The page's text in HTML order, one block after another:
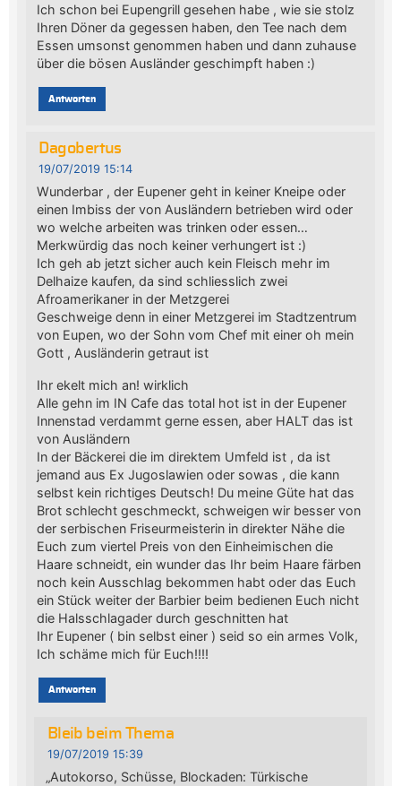
Ich schon bei Eupengrill gesehen habe , wie sie stolz
Ihren Döner da gegessen haben, den Tee nach dem
Essen umsonst genommen haben und dann zuhause
über die bösen Ausländer geschimpft haben :)
Antworten
Dagobertus
19/07/2019 15:14
Wunderbar , der Eupener geht in keiner Kneipe oder
einen Imbiss der von Ausländern betrieben wird oder
wo welche arbeiten was trinken oder essen…
Merkwürdig das noch keiner verhungert ist :)
Ich geh ab jetzt sicher auch kein Fleisch mehr im
Delhaize kaufen, da sind schliesslich zwei
Afroamerikaner in der Metzgerei
Geschweige denn in einer Metzgerei im Stadtzentrum
von Eupen, wo der Sohn vom Chef mit einer oh mein
Gott , Ausländerin getraut ist
Ihr ekelt mich an! wirklich
Alle gehn im IN Cafe das total hot ist in der Eupener
Innenstad verdammt gerne essen, aber HALT das ist
von Ausländern
In der Bäckerei die im direktem Umfeld ist , da ist
jemand aus Ex Jugoslawien oder sowas , die kann
selbst kein richtiges Deutsch! Du meine Güte hat das
Brot schlecht geschmeckt, schweigen wir besser von
der serbischen Friseurmeisterin in direkter Nähe die
Euch zum viertel Preis von den Einheimischen die
Haare schneidt, ein wunder das Ihr beim Haare färben
noch kein Ausschlag bekommen habt oder das Euch
ein Stück weiter der Barbier beim bedienen Euch nicht
die Halsschlagader durch geschnitten hat
Ihr Eupener ( bin selbst einer ) seid so ein armes Volk,
Ich schäme mich für Euch!!!!
Antworten
Bleib beim Thema
19/07/2019 15:39
„Autokorso, Schüsse, Blockaden: Türkische